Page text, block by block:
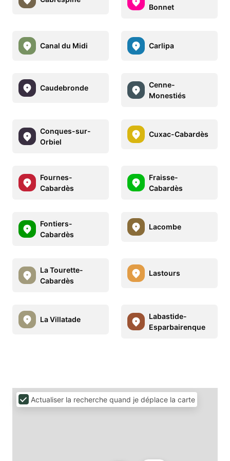
Bonnet
Canal du Midi Carlipa
Caudebronde
Cenne-
Monestiés
Conques-sur-
Orbiel
Cuxac-Cabardès
Fournes-
Cabardès
Fraisse-
Cabardès
Fontiers-
Cabardès
Lacombe
La Tourette-
Cabardès
Lastours
La Villatade
Labastide-
Esparbairenque
Actualiser la recherche quand je déplace la carte